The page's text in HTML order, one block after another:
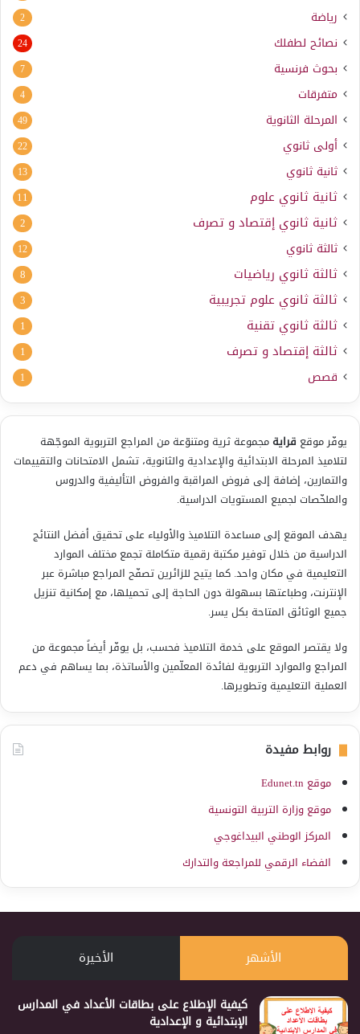
رياضة 2
نصائح لطفلك 24
بحوث فرنسية 7
متفرقات 4
المرحلة الثانوية 49
أولى ثانوي 22
ثانية ثانوي 13
ثانية ثانوي علوم 11
ثانية ثانوي إقتصاد و تصرف 2
ثالثة ثانوي 12
ثالثة ثانوي رياضيات 8
ثالثة ثانوي علوم تجريبية 3
ثالثة ثانوي تقنية 1
ثالثة إقتصاد و تصرف 1
قصص 1
يوفّر موقع قرايةمجموعة ثرية ومتنوّعة من المراجع التربوية الموجّهة
لتلاميذ المرحلة الابتدائية والإعدادية والثانوية، تشمل الامتحانات والتقييمات
والتمارين، إضافة إلى فروض المراقبة والفروض التأليفية والدروس
والملخّصات لجميع المستويات الدراسية.
يهدف الموقع إلى مساعدة التلاميذ والأولياء على تحقيق أفضل النتائج
الدراسية من خلال توفير مكتبة رقمية متكاملة تجمع مختلف الموارد
التعليمية في مكان واحد. كما يتيح للزائرين تصفّح المراجع مباشرة عبر
الإنترنت، وطباعتها بسهولة دون الحاجة إلى تحميلها، مع إمكانية تنزيل
جميع الوثائق المتاحة بكل يسر.
ولا يقتصر الموقع على خدمة التلاميذ فحسب، بل يوفّر أيضاً مجموعة من
المراجع والموارد التربوية لفائدة المعلّمين والأساتذة، بما يساهم في دعم
العملية التعليمية وتطويرها.
روابط مفيدة
موقع Edunet.tn
موقع وزارة التربية التونسية
المركز الوطني البيداغوجي
الفضاء الرقمي للمراجعة والتدارك
الأشهر الأخيرة
كيفية الإطلاع على بطاقات الأعداد في المدارس
الإبتدائية و الإعدادية